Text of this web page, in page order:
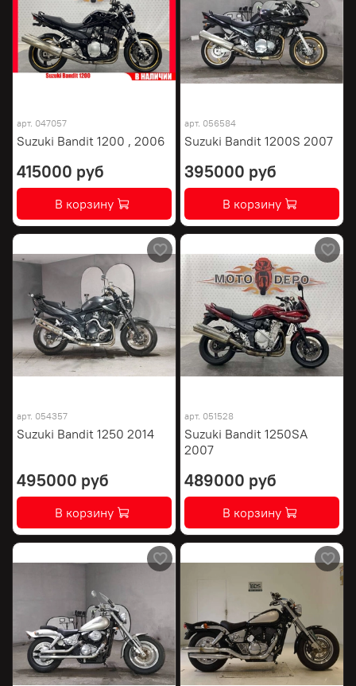
арт. 047057
Suzuki Bandit 1200 , 2006
415000 руб
В корзину
арт. 056584
Suzuki Bandit 1200S 2007
395000 руб
В корзину
арт. 054357
Suzuki Bandit 1250 2014
495000 руб
В корзину
арт. 051528
Suzuki Bandit 1250SA
2007
489000 руб
В корзину